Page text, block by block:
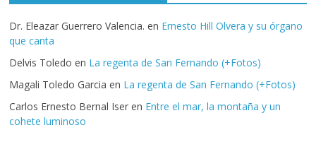
Dr. Eleazar Guerrero Valencia. en Ernesto Hill Olvera y su órgano
que canta
Delvis Toledo en La regenta de San Fernando (+Fotos)
Magali Toledo Garcia en La regenta de San Fernando (+Fotos)
Carlos Ernesto Bernal Iser en Entre el mar, la montaña y un
cohete luminoso